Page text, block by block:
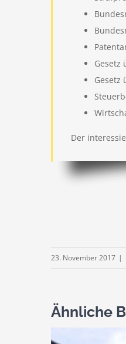
Gesetz
Gesetz
Der
23. November 2017 |
Ähnliche